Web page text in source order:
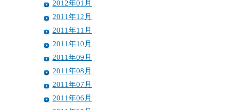
2012年01月
2011年12月
2011年11月
2011年10月
2011年09月
2011年08月
2011年07月
2011年06月